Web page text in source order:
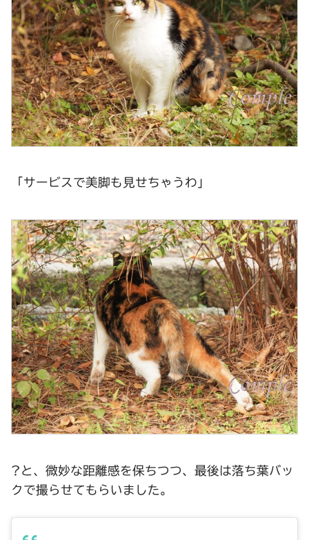
「サービスで美脚も見せちゃうわ」
?と、微妙な距離感を保ちつつ、最後は落ち葉バッ
クで撮らせてもらいました。